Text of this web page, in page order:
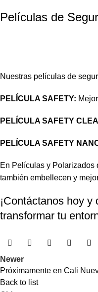
Películas de
Nuestras películas de
PELÍCULA SAFETY:
PELÍCULA SAFETY
PELÍCULA SAFETY
En Películas y Polarizados
también embellecen y
¡Contáctanos hoy
transformar tu
Newer
Próximamente en Cali
Back to list